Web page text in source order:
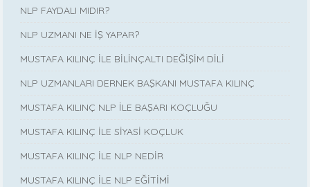
NLP FAYDALI MIDIR?
NLP UZMANI NE İŞ YAPAR?
MUSTAFA KILINÇ İLE BİLİNÇALTI DEĞİŞİM DİLİ
NLP UZMANLARI DERNEK BAŞKANI MUSTAFA KILINÇ
MUSTAFA KILINÇ NLP İLE BAŞARI KOÇLUĞU
MUSTAFA KILINÇ İLE SİYASİ KOÇLUK
MUSTAFA KILINÇ İLE NLP NEDİR
MUSTAFA KILINÇ İLE NLP EĞİTİMİ